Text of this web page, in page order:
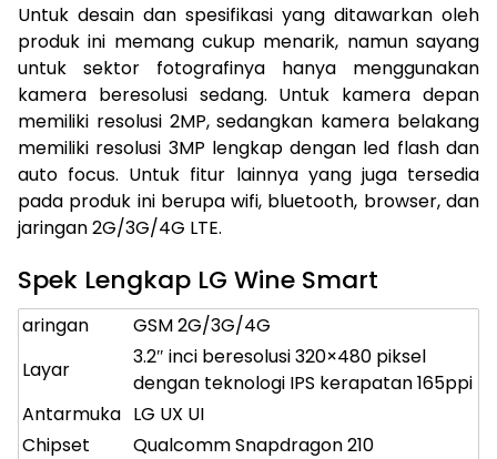
Untuk desain dan spesifikasi yang ditawarkan oleh
produk ini memang cukup menarik, namun sayang
untuk sektor fotografinya hanya menggunakan
kamera beresolusi sedang. Untuk kamera depan
memiliki resolusi 2MP, sedangkan kamera belakang
memiliki resolusi 3MP lengkap dengan led flash dan
auto focus. Untuk fitur lainnya yang juga tersedia
pada produk ini berupa wifi, bluetooth, browser, dan
jaringan 2G/3G/4G LTE.
Spek Lengkap LG Wine Smart
aringan
GSM 2G/3G/4G
Layar
3.2″ inci beresolusi 320×480 piksel
dengan teknologi IPS kerapatan 165ppi
Antarmuka LG UX UI
Chipset
Qualcomm Snapdragon 210